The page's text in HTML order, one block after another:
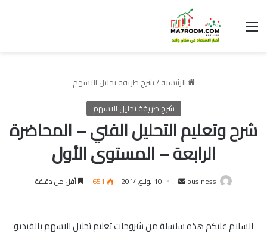
القائمة
الرئيسية/شرح طريقة تحليل الاسهم
شرح طريقة تحليل الاسهم
شرح وتعليم التحليل الفني – المحاضرة
الرابعة – المستوى الأول
business
أرسل 10 يوليو,2014 651 أقل من دقيقة
السلام عليكم هذه سلسلة من شروحات تعليم تحليل الاسهم بالفيديو